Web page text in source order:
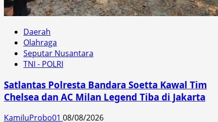
Daerah
Olahraga
Seputar Nusantara
TNI - POLRI
Satlantas Polresta Bandara Soetta Kawal Tim
Chelsea dan AC Milan Legend Tiba di Jakarta
KamiluProbo01 08/08/2026